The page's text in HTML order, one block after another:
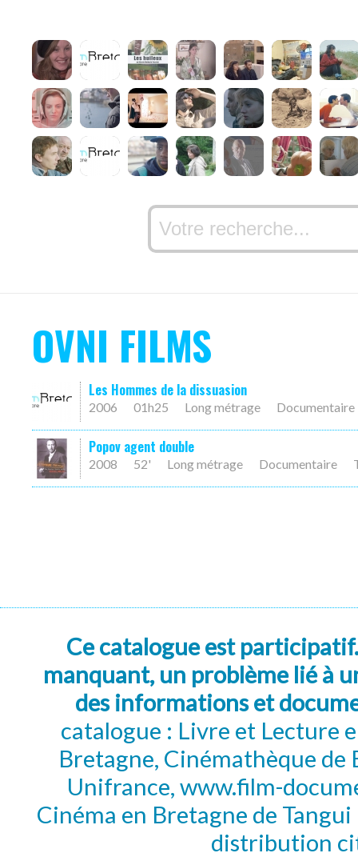
OVNI FILMS
Les Hommes de la dissuasion
2006 01h25 Long métrage Documentaire
Popov agent double
2008 52' Long métrage Documentaire
Ce catalogue est
manquant, un problème lié à
des informations et
catalogue : Livre et Lecture
Bretagne, Cinémathèque de
Unifrance, www.film-
Cinéma en Bretagne de
distribution